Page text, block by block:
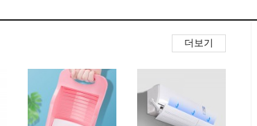
더보기